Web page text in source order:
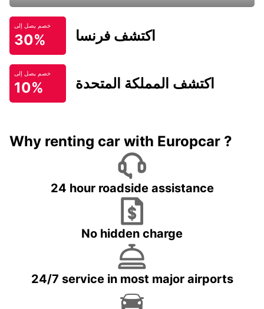
خصم يصل إلى
30% اكتشف فرنسا
خصم يصل إلى
10% اكتشف المملكة المتحدة
Why renting car with Europcar ?
24 hour roadside assistance
No hidden charge
24/7 service in most major airports